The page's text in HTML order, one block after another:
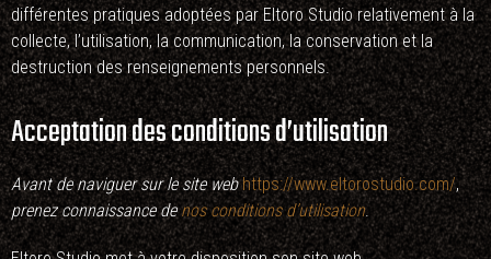
différentes pratiques adoptées par Eltoro Studio relativement à la
collecte, l’utilisation, la communication, la conservation et la
destruction des renseignements personnels.
Acceptation des conditions d’utilisation
Avant de naviguer sur le site web https://www.eltorostudio.com/,
prenez connaissance denos conditions d’utilisation.